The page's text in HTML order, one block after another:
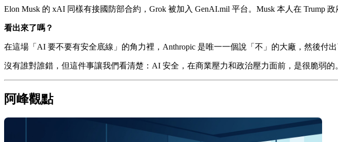
Elon Musk 的 xAI 同樣有接國防部合約，Grok 被加入 GenAI.mil 平台。Musk 本人在 Trump
看出來了嗎？
在這場「AI 要不要有安全底線」的角力裡，Anthropic 是唯一一個說「不」的大廠，然後付
沒有誰對誰錯，但這件事讓我們看清楚：AI 安全，在商業壓力和政治壓力面前，是很脆弱的
阿峰觀點